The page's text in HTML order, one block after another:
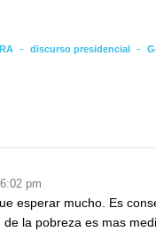
- discurso presidencial -
pm
esperar mucho. Es
la pobreza es mas